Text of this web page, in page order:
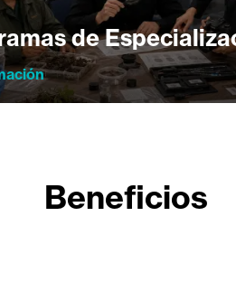
de
Beneficios